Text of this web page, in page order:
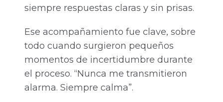
siempre respuestas claras y sin prisas.
Ese acompañamiento fue clave, sobre
todo cuando surgieron pequeños
momentos de incertidumbre durante
el proceso. “Nunca me transmitieron
alarma. Siempre calma”.